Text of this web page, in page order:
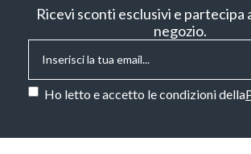
Ricevi sconti esclusivi e partecipa
negozio.
Email*
Consenso*
Ho letto e accetto le condizioni della